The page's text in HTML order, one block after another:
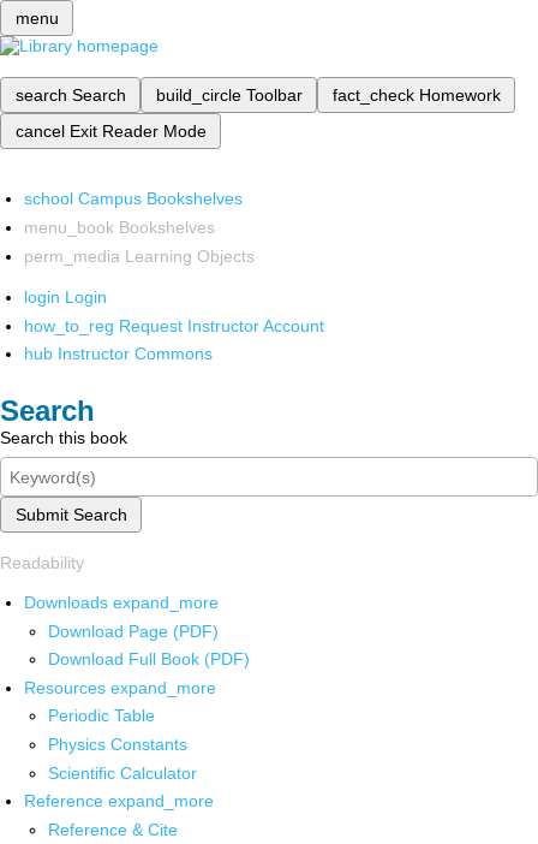
menu
search Search build_circle Toolbar fact_check Homework
cancel Exit Reader Mode
school Campus Bookshelves
menu_book Bookshelves
perm_media Learning Objects
login Login
how_to_reg Request Instructor Account
hub Instructor Commons
Search
Search this book
Submit Search
Readability
Downloads expand_more
Download Page (PDF)
Download Full Book (PDF)
Resources expand_more
Periodic Table
Physics Constants
Scientific Calculator
Reference expand_more
Reference & Cite